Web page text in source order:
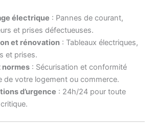
électrique : Pannes de courant,
et prises défectueuses.
et rénovation: Tableaux électriques,
et prises.
normes: Sécurisation et conformité
de votre logement ou commerce.
d’urgence : 24h/24 pour toute